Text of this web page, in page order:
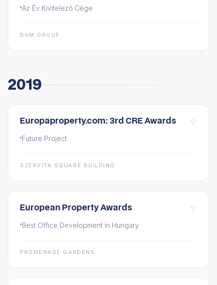
Az Év Kivitelező Cége
DVM GROUP
2019
Europaproperty.com: 3rd CRE Awards
Future Project
SZERVITA SQUARE BUILDING
European Property Awards
Best Office Development in Hungary
PROMENADE GARDENS